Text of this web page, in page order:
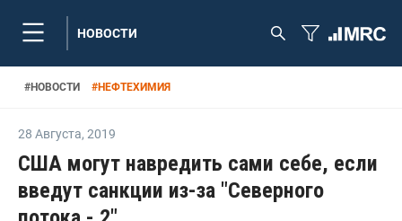
НОВОСТИ
#НОВОСТИ #НЕФТЕХИМИЯ
28 Августа, 2019
США могут навредить сами себе, если
введут санкции из-за "Северного